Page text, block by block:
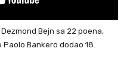
Bejn sa 22 poena,
Bankero dodao 18.